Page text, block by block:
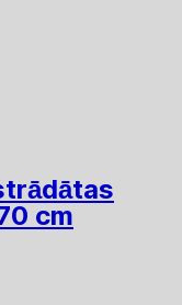
cm